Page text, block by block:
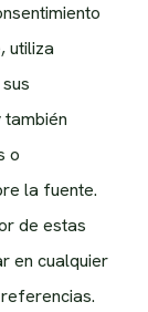
utiliza
o
la fuente.
de estas
en cualquier